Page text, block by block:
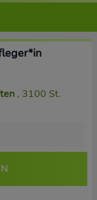
, 3100 St.